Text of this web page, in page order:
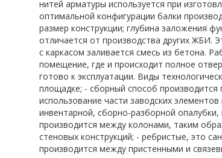
нитей арматуры используется при
оптимальной конфигурации балки
размер конструкции; глубина заложения
отличается от производства других ЖБИ.
с каркасом заливается смесь из бетона.
помещение, где и происходит полное
готово к эксплуатации. Виды
площадке; - сборный способ
использование части заводских
инвентарной, сборно-разборной
производится между колонами, таким
стеновых конструкций; - ребристые, это
производится между пристенными и